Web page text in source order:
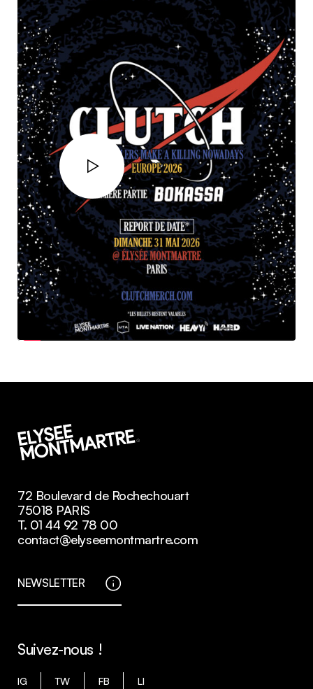
72 Boulevard de Rochechouart
75018 PARIS
T. 01 44 92 78 00
contact@elyseemontmartre.com
NEWSLETTER
Suivez-nous !
IG TW FB LI